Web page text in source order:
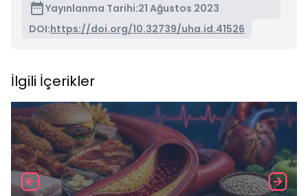
Yayınlanma Tarihi:21 Ağustos 2023
DOI:https://doi.org/10.32739/uha.id.41526
İlgili İçerikler